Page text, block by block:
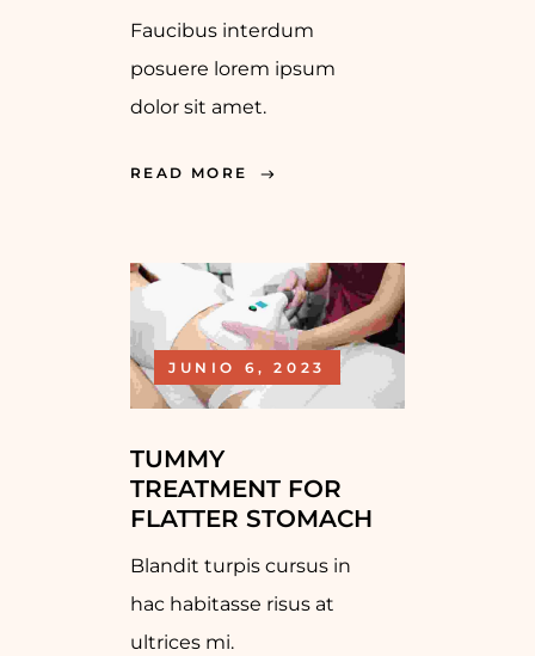
Faucibus interdum
posuere lorem ipsum
dolor sit amet.
READ MORE
JUNIO 6, 2023
TUMMY
TREATMENT FOR
FLATTER STOMACH
Blandit turpis cursus in
hac habitasse risus at
ultrices mi.